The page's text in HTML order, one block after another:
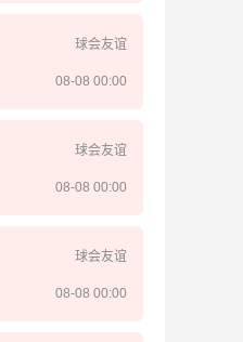
球会友谊
08-08 00:00
球会友谊
08-08 00:00
球会友谊
08-08 00:00